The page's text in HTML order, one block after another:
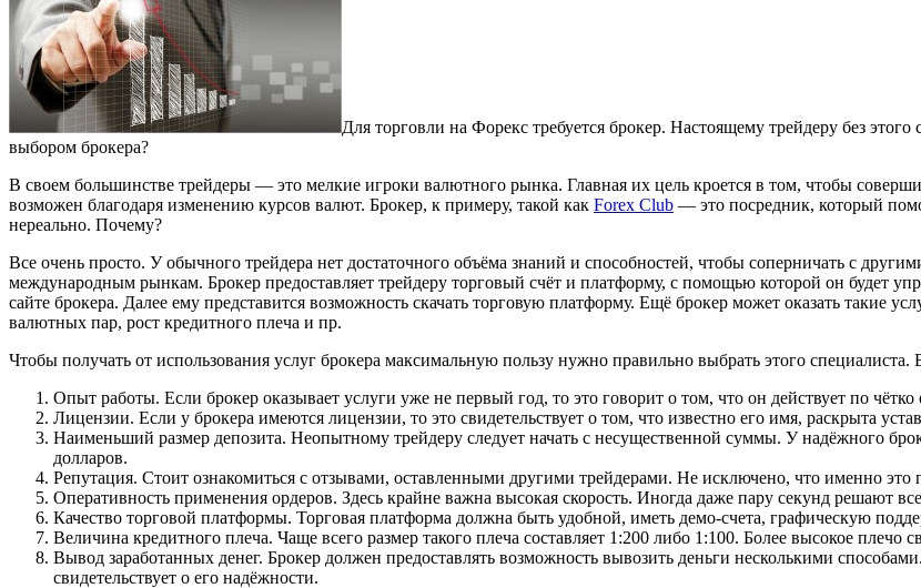
Для торговли на Форекс требуется брокер. Настоящему трейдеру без
выбором брокера?
В своем большинстве трейдеры — это мелкие игроки валютного рынка. Главная их цель кроется в том, чтобы
возможен благодаря изменению курсов валют. Брокер, к примеру, такой как Forex Club — это посредник, который
нереально. Почему?
Все очень просто. У обычного трейдера нет достаточного объёма знаний и способностей, чтобы соперничать с
международным рынкам. Брокер предоставляет трейдеру торговый счёт и платформу, с помощью которой он будет
сайте брокера. Далее ему представится возможность скачать торговую платформу. Ещё брокер может оказать такие
валютных пар, рост кредитного плеча и пр.
Чтобы получать от использования услуг брокера максимальную пользу нужно правильно выбрать этого
Опыт работы. Если брокер оказывает услуги уже не первый год, то это говорит о том, что он действует по
Лицензии. Если у брокера имеются лицензии, то это свидетельствует о том, что известно его имя, раскрыта
Наименьший размер депозита. Неопытному трейдеру следует начать с несущественной суммы. У надёжного
долларов.
Репутация. Стоит ознакомиться с отзывами, оставленными другими трейдерами. Не исключено, что именно
Оперативность применения ордеров. Здесь крайне важна высокая скорость. Иногда даже пару секунд решают
Качество торговой платформы. Торговая платформа должна быть удобной, иметь демо-счета, графическую
Величина кредитного плеча. Чаще всего размер такого плеча составляет 1:200 либо 1:100. Более высокое плечо
Вывод заработанных денег. Брокер должен предоставлять возможность вывозить деньги несколькими
свидетельствует о его надёжности.